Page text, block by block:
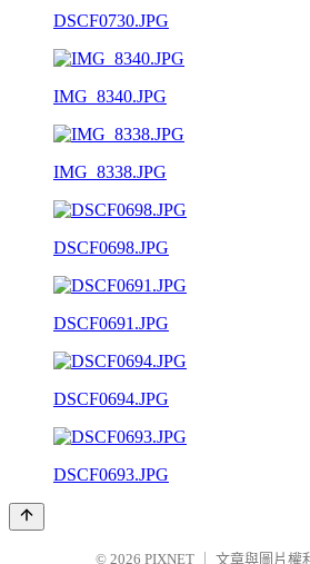
DSCF0730.JPG
IMG_8340.JPG
IMG_8338.JPG
DSCF0698.JPG
DSCF0691.JPG
DSCF0694.JPG
DSCF0693.JPG
© 2026 PIXNET 文章與圖片權